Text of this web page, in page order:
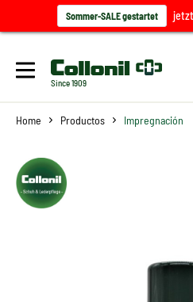
Sommer-SALE gestartet
Since 1909
Home Productos Impregnación